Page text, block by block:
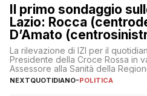
Il primo sondaggio
Lazio: Rocca
D’Amato
La rilevazione di IZI per il
Presidente della Croce Rossa in
Assessore alla Sanità della
Donatella Bianchi
NEXTQUOTIDIANO-POLITICA